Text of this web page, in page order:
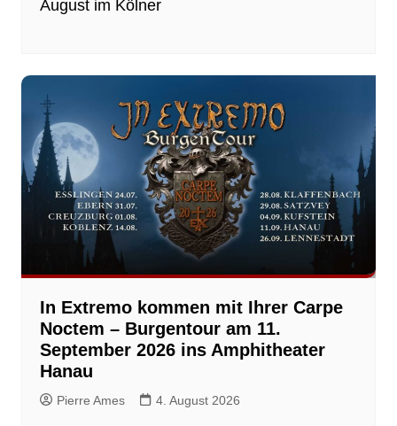
August im Kölner
In Extremo kommen mit Ihrer Carpe
Noctem – Burgentour am 11.
September 2026 ins Amphitheater
Hanau
Pierre Ames 4. August 2026